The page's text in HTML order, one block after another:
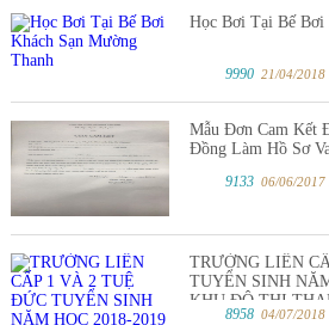
Học Bơi Tại Bế Bơi
9990 21/04/
Mẫu Đơn Cam Kết
Đồng Làm Hồ Sơ
9133 06/06/
TRƯỜNG LIÊN
TUYỂN SINH
KHU ĐÔ THỊ
8958 04/07/